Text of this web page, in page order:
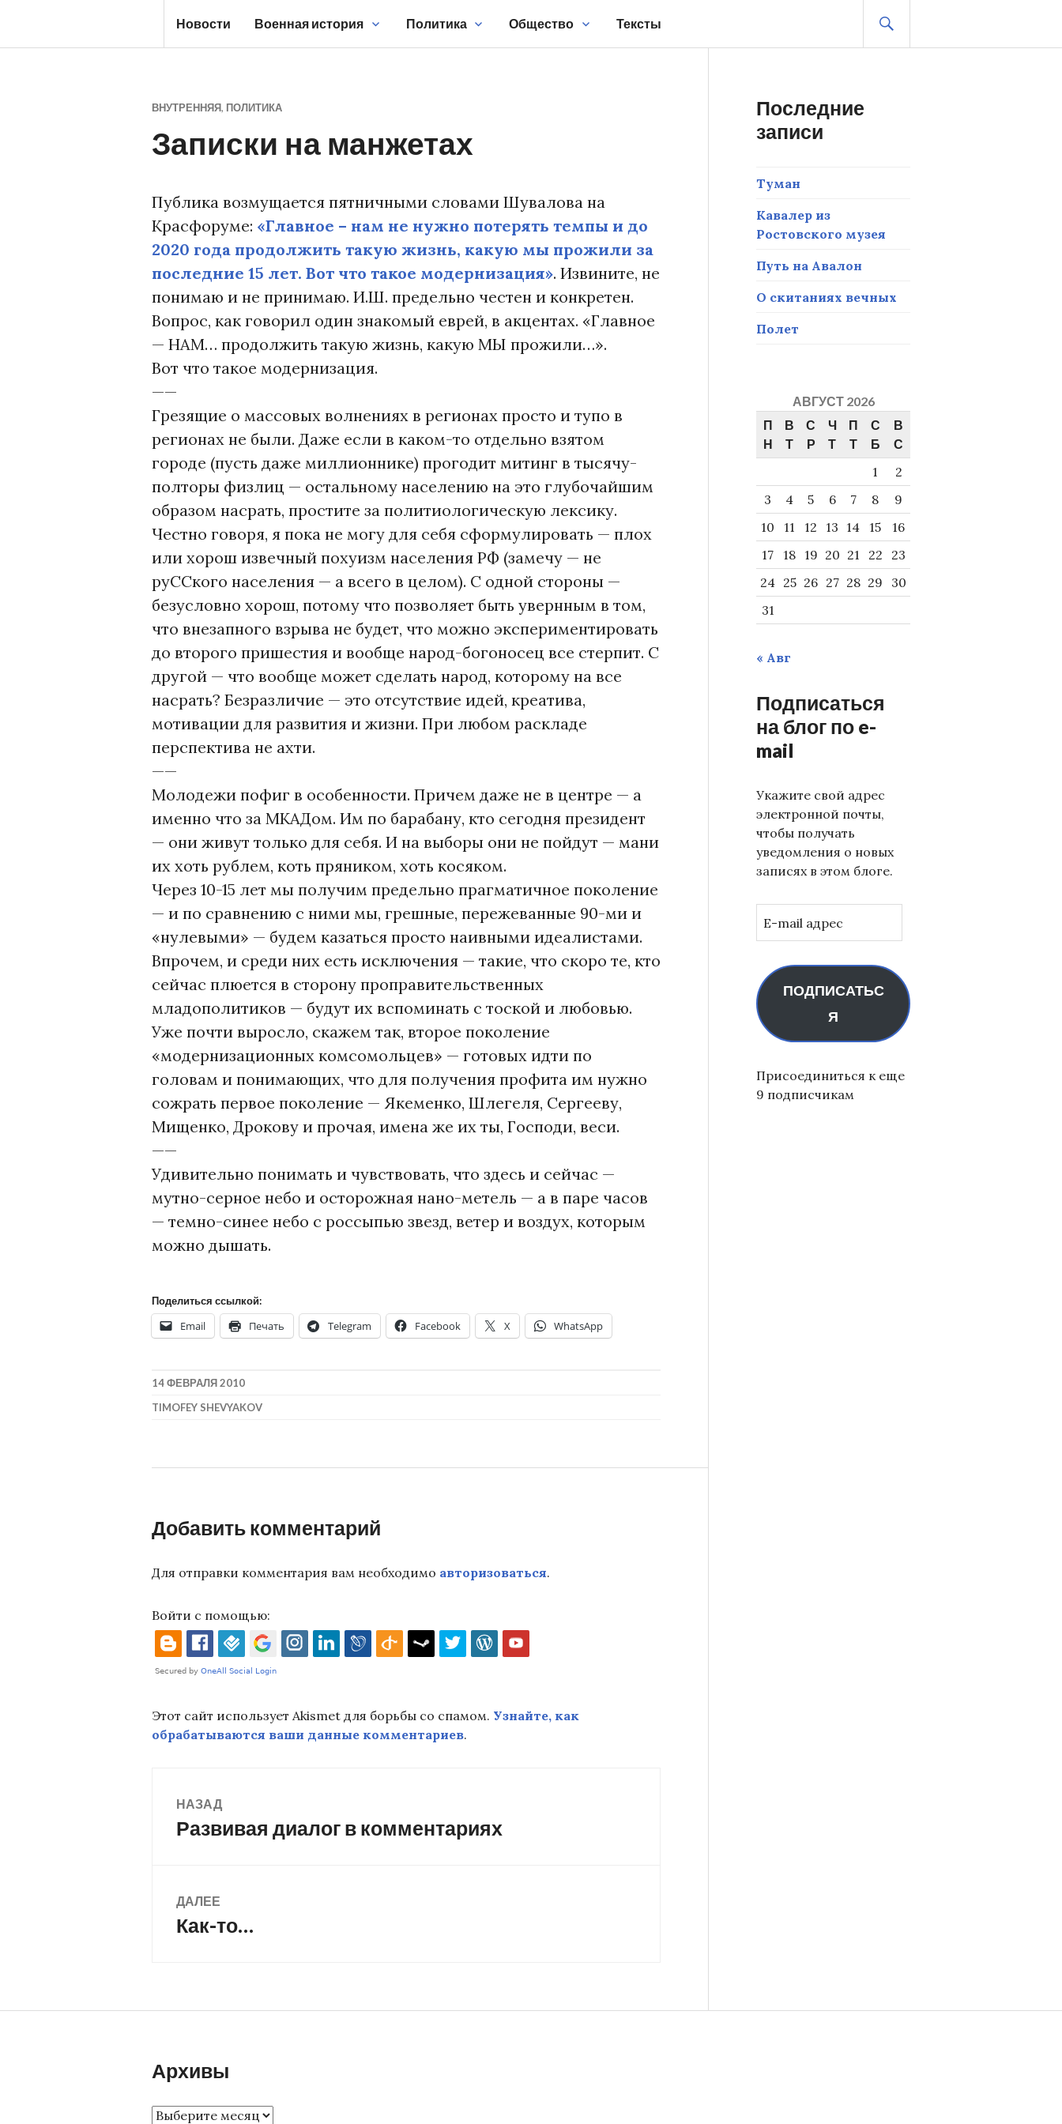
Ж
А
Т
А
Р
О
Г
О
О
Ч
У
Н
А
Новости Военная история Политика Общество Тексты
ВНУТРЕННЯЯ, ПОЛИТИКА
Записки на манжетах
Публика возмущается пятничными словами Шувалова на
Красфоруме: «Главное – нам не нужно потерять темпы и до
2020 года продолжить такую жизнь, какую мы прожили за
последние 15 лет. Вот что такое модернизация». Извините, не
понимаю и не принимаю. И.Ш. предельно честен и конкретен.
Вопрос, как говорил один знакомый еврей, в акцентах. «Главное
— НАМ… продолжить такую жизнь, какую МЫ прожили…».
Вот что такое модернизация.
——
Грезящие о массовых волнениях в регионах просто и тупо в
регионах не были. Даже если в каком-то отдельно взятом
городе (пусть даже миллионнике) прогодит митинг в тысячу-
полторы физлиц — остальному населению на это глубочайшим
образом насрать, простите за политиологическую лексику.
Честно говоря, я пока не могу для себя сформулировать — плох
или хорош извечный похуизм населения РФ (замечу — не
руССкого населения — а всего в целом). С одной стороны —
безусловно хорош, потому что позволяет быть увернным в том,
что внезапного взрыва не будет, что можно экспериментировать
до второго пришестия и вообще народ-богоносец все стерпит. С
другой — что вообще может сделать народ, которому на все
насрать? Безразличие — это отсутствие идей, креатива,
мотивации для развития и жизни. При любом раскладе
перспектива не ахти.
——
Молодежи пофиг в особенности. Причем даже не в центре — а
именно что за МКАДом. Им по барабану, кто сегодня президент
— они живут только для себя. И на выборы они не пойдут — мани
их хоть рублем, коть пряником, хоть косяком.
Через 10-15 лет мы получим предельно прагматичное поколение
— и по сравнению с ними мы, грешные, пережеванные 90-ми и
«нулевыми» — будем казаться просто наивными идеалистами.
Впрочем, и среди них есть исключения — такие, что скоро те, кто
сейчас плюется в сторону проправительственных
младополитиков — будут их вспоминать с тоской и любовью.
Уже почти выросло, скажем так, второе поколение
«модернизационных комсомольцев» — готовых идти по
головам и понимающих, что для получения профита им нужно
сожрать первое поколение — Якеменко, Шлегеля, Сергееву,
Мищенко, Дрокову и прочая, имена же их ты, Господи, веси.
——
Удивительно понимать и чувствовать, что здесь и сейчас —
мутно-серное небо и осторожная нано-метель — а в паре часов
— темно-синее небо с россыпью звезд, ветер и воздух, которым
можно дышать.
Поделиться ссылкой:
Email Печать Telegram Facebook X WhatsApp
14 ФЕВРАЛЯ 2010
TIMOFEY SHEVYAKOV
Добавить комментарий
Для отправки комментария вам необходимо авторизоваться.
Войти с помощью:
Этот сайт использует Akismet для борьбы со спамом. Узнайте, как
обрабатываются ваши данные комментариев.
Навигация
по
НАЗАД
Предыдущая
Развивая диалог в комментариях
ДАЛЕЕ
Следующая
Как-то…
Последние
записи
Туман
Кавалер из
Ростовского музея
Путь на Авалон
О скитаниях вечных
Полет
АВГУСТ 2026
П
Н
В
Т
С
Р
Ч
Т
П
Т
С
Б
В
С
1
2
3
4 5 6 7 8
9
10
11 12 13 14 15
16
17
18 19 20 21 22
23
24 25 26 27 28 29
30
31
« Авг
Подписаться
на блог по e-
mail
Укажите свой адрес
электронной почты,
чтобы получать
уведомления о новых
записях в этом блоге.
mail
ПОДПИСАТЬС
Я
Присоединиться к еще
9 подписчикам
Архивы
Архивы